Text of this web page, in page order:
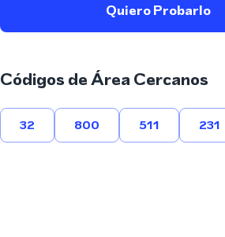
Quiero Probarlo
Códigos de Área Cercanos
32 800 511 231